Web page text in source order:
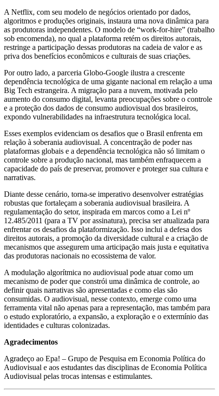
A Netflix, com seu modelo de negócios orientado por dados,
algoritmos e produções originais, instaura uma nova dinâmica para
as produtoras independentes. O modelo de “work-for-hire” (trabalho
sob encomenda), no qual a plataforma retém os direitos autorais,
restringe a participação dessas produtoras na cadeia de valor e as
priva dos benefícios econômicos e culturais de suas criações.
Por outro lado, a parceria Globo-Google ilustra a crescente
dependência tecnológica de uma gigante nacional em relação a uma
Big Tech estrangeira. A migração para a nuvem, motivada pelo
aumento do consumo digital, levanta preocupações sobre o controle
e a proteção dos dados de consumo audiovisual dos brasileiros,
expondo vulnerabilidades na infraestrutura tecnológica local.
Esses exemplos evidenciam os desafios que o Brasil enfrenta em
relação à soberania audiovisual. A concentração de poder nas
plataformas globais e a dependência tecnológica não só limitam o
controle sobre a produção nacional, mas também enfraquecem a
capacidade do país de preservar, promover e proteger sua cultura e
narrativas.
Diante desse cenário, torna-se imperativo desenvolver estratégias
robustas que fortaleçam a soberania audiovisual brasileira. A
regulamentação do setor, inspirada em marcos como a Lei nº
12.485/2011 (para a TV por assinatura), precisa ser atualizada para
enfrentar os desafios da plataformização. Isso inclui a defesa dos
direitos autorais, a promoção da diversidade cultural e a criação de
mecanismos que assegurem uma articipação mais justa e equitativa
das produtoras nacionais no ecossistema de valor.
A modulação algorítmica no audiovisual pode atuar como um
mecanismo de poder que constrói uma dinâmica de controle, ao
definir quais narrativas são apresentadas e como elas são
consumidas. O audiovisual, nesse contexto, emerge como uma
ferramenta vital não apenas para a representação, mas também para
o estudo exploratório, a expansão, a exploração e o extermínio das
identidades e culturas colonizadas.
Agradecimentos
Agradeço ao Epa! – Grupo de Pesquisa em Economia Política do
Audiovisual e aos estudantes das disciplinas de Economia Política
Audiovisual pelas trocas intensas e estimulantes.